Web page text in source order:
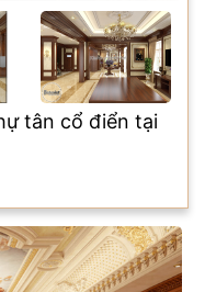
tân cổ điển tại